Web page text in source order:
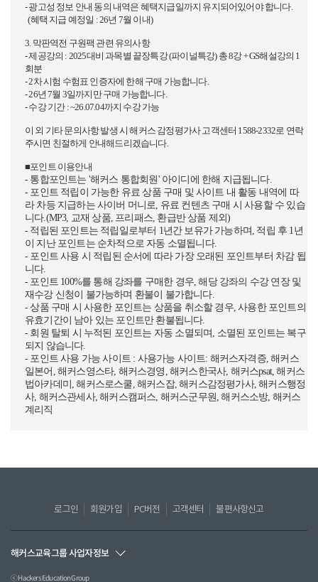
- 광고성 정보 안내 동의 내역은 혜택지급일까지 유지되어있어야 합니다.
(혜택 지급 예정일 : 26년 7월 이내)
3. 막판역전 구원팩 관련 유의사항
- 제공강의 : 2025대비 과목별 끝장특강 (파이널특강) 총 8강 + GS해설강의 1
회분
- 2차 시험 수험표 인증자에 한해 구매 가능합니다.
- 26년 7월 3일까지만 구매 가능합니다.
- 수강 기간 : ~26.07.04까지 수강 가능
이 외 기타 문의사항 발생 시 해커스 감정평가사 고객센터 1588-2332로 연락
주시면 친절하게 안내해드리겠습니다.
■포인트 이용안내
- 통합포인트는 '해커스 통합회원' 아이디에 한해 지급됩니다.
- 포인트 적립이 가능한 유료 상품 구매 및 사이트 내 활동 내역에 따
라 차등 지급하는 사이버 머니로, 유료 컨텐츠 구매 시 사용할 수 있습
니다.(MP3, 교재 상품, 프리패스, 환급반 상품 제외)
- 적립된 포인트는 적립일로부터 1년간 보유가 가능하며, 적립 후 1년
이 지난 포인트는 순차적으로 자동 소멸됩니다.
- 포인트 사용 시 적립된 순서에 따라 가장 오래된 포인트부터 차감 됩
니다.
- 포인트 100%를 통해 강좌를 구매한 경우, 해당 강좌의 수강 연장 및
재수강 신청이 불가능하며 환불이 불가합니다.
- 상품 구매 시 사용한 포인트는 상품을 취소할 경우, 사용한 포인트의
유효기간이 남아 있는 포인트만 환불됩니다.
- 회원 탈퇴 시 누적된 포인트는 자동 소멸되며, 소멸된 포인트는 복구
되지 않습니다.
- 포인트 사용 가능 사이트 : 사용가능 사이트: 해커스자격증, 해커스
일본어, 해커스영스타, 해커스경영, 해커스한국사, 해커스psat, 해커스
법아카데미, 해커스로스쿨, 해커스잡, 해커스감정평가사, 해커스행정
사, 해커스관세사, 해커스캠퍼스, 해커스군무원, 해커스소방, 해커스
계리직
로그인 회원가입 PC버전 고객센터 불편사항신고
해커스교육그룹 사업자정보
ⓒ Hackers Education Group